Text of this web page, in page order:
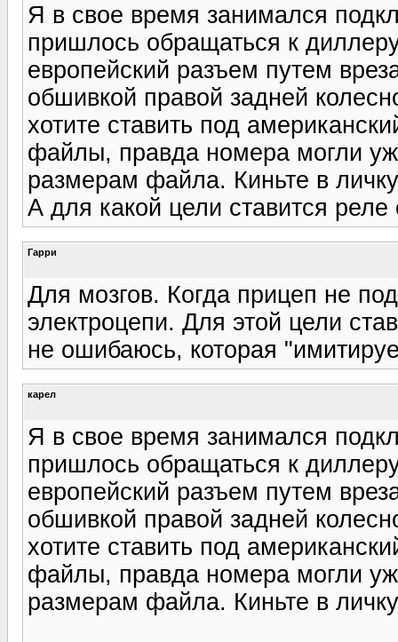
Я в свое время занимался
пришлось обращаться к
европейский разъем путем
обшивкой правой задней
хотите ставить под
файлы, правда номера могли
размерам файла. Киньте в
А для какой цели ставится
Гарри
Для мозгов. Когда прицеп не
электроцепи. Для этой цели
не ошибаюсь, которая
карел
Я в свое время занимался
пришлось обращаться к
европейский разъем путем
обшивкой правой задней
хотите ставить под
файлы, правда номера могли
размерам файла. Киньте в